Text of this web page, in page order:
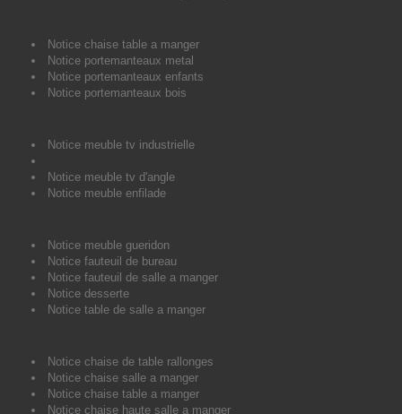
Notice chaise table a manger
Notice portemanteaux metal
Notice portemanteaux enfants
Notice portemanteaux bois
Notice meuble tv industrielle
Notice meuble tv d'angle
Notice meuble enfilade
Notice meuble gueridon
Notice fauteuil de bureau
Notice fauteuil de salle a manger
Notice desserte
Notice table de salle a manger
Notice chaise de table rallonges
Notice chaise salle a manger
Notice chaise table a manger
Notice chaise haute salle a manger